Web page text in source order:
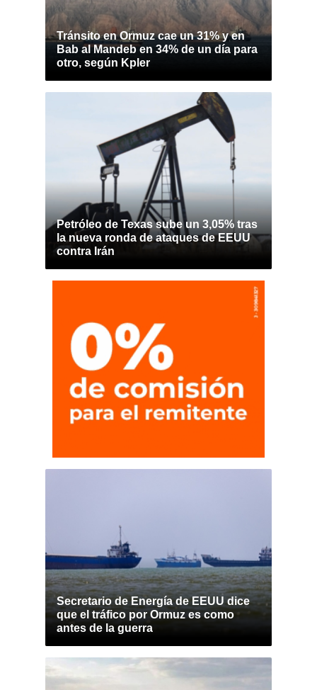
Tránsito en Ormuz cae un 31% y en
Bab al Mandeb en 34% de un día para
otro, según Kpler
Petróleo de Texas sube un 3,05% tras
la nueva ronda de ataques de EEUU
contra Irán
Secretario de Energía de EEUU dice
que el tráfico por Ormuz es como
antes de la guerra